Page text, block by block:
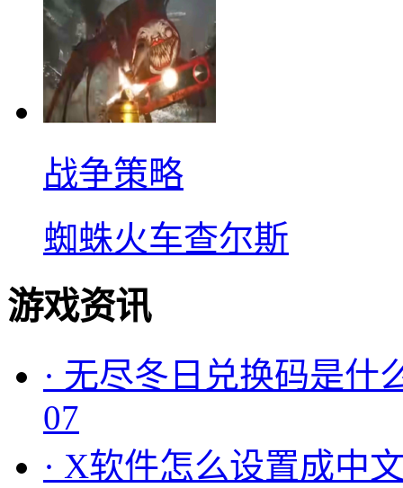
战争策略
蜘蛛火车查尔斯
游戏资讯
· 无尽冬日兑换码是什
07
· X软件怎么设置成中